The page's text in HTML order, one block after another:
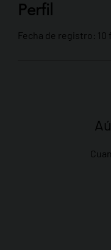
Perfil
Fecha de registro: 10